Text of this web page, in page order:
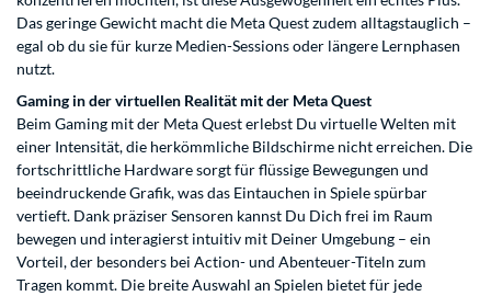
Das geringe Gewicht macht die Meta Quest zudem alltagstauglich –
egal ob du sie für kurze Medien-Sessions oder längere Lernphasen
nutzt.
Gaming in der virtuellen Realität mit der Meta Quest
Beim Gaming mit der Meta Quest erlebst Du virtuelle Welten mit
einer Intensität, die herkömmliche Bildschirme nicht erreichen. Die
fortschrittliche Hardware sorgt für flüssige Bewegungen und
beeindruckende Grafik, was das Eintauchen in Spiele spürbar
vertieft. Dank präziser Sensoren kannst Du Dich frei im Raum
bewegen und interagierst intuitiv mit Deiner Umgebung – ein
Vorteil, der besonders bei Action- und Abenteuer-Titeln zum
Tragen kommt. Die breite Auswahl an Spielen bietet für jede